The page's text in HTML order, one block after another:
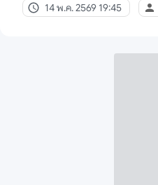
14 พ.ค. 2569 19:45